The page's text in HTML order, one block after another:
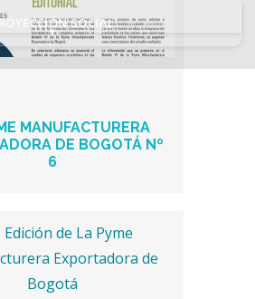
SOCIAL
+
MANUFACTURERA
DE BOGOTÁ Nº
6